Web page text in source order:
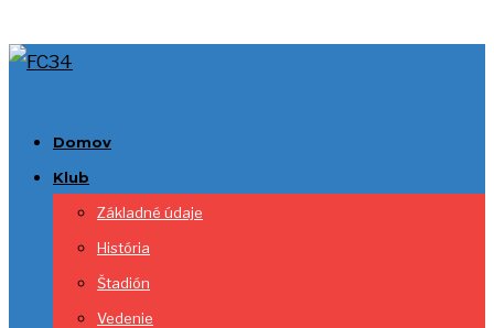
Domov
Klub
Základné údaje
História
Štadión
Vedenie